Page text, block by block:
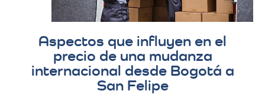
Aspectos que influyen en el
precio de una mudanza
internacional desde Bogotá a
San Felipe